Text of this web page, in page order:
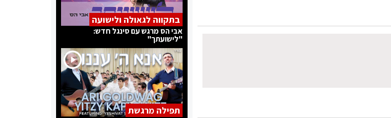
בתקווה לגאולה ולישועה
אבי הס מרגש עם סינגל חדש:
"לישועתך"
תפילה מרגשת